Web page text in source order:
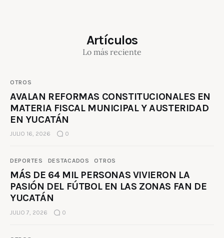
Artículos
Lo más reciente
OTROS
AVALAN REFORMAS CONSTITUCIONALES EN
MATERIA FISCAL MUNICIPAL Y AUSTERIDAD
EN YUCATÁN
JULIO 16, 2026 0
DEPORTES DESTACADOS OTROS
MÁS DE 64 MIL PERSONAS VIVIERON LA
PASIÓN DEL FÚTBOL EN LAS ZONAS FAN DE
YUCATÁN
JULIO 7, 2026 0